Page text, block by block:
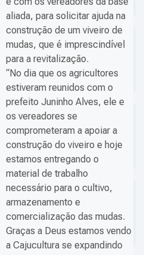
aliada, para solicitar ajuda na
construção de um viveiro de
mudas, que é imprescindível
para a revitalização.
“No dia que os agricultores
estiveram reunidos com o
prefeito Juninho Alves, ele e
os vereadores se
comprometeram a apoiar a
construção do viveiro e hoje
estamos entregando o
material de trabalho
necessário para o cultivo,
armazenamento e
comercialização das mudas.
Graças a Deus estamos vendo
a Cajucultura se expandindo